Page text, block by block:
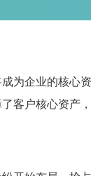
为企业的核心
客户核心资产，